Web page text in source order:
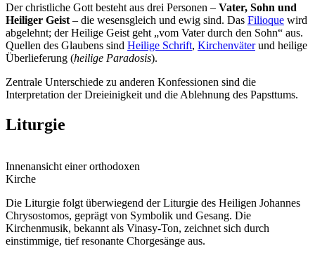
Der christliche Gott besteht aus drei Personen – Vater, Sohn und
Heiliger Geist – die wesensgleich und ewig sind. Das Filioque wird
abgelehnt; der Heilige Geist geht „vom Vater durch den Sohn“ aus.
Quellen des Glaubens sind Heilige Schrift, Kirchenväterund heilige
Überlieferung (heilige Paradosis).
Zentrale Unterschiede zu anderen Konfessionen sind die
Interpretation der Dreieinigkeit und die Ablehnung des Papsttums.
Liturgie
Innenansicht einer orthodoxen
Kirche
Die Liturgie folgt überwiegend der Liturgie des Heiligen Johannes
Chrysostomos, geprägt von Symbolik und Gesang. Die
Kirchenmusik, bekannt als Vinasy-Ton, zeichnet sich durch
einstimmige, tief resonante Chorgesänge aus.